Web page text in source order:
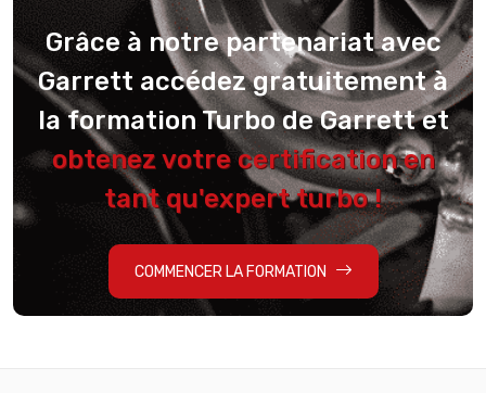
Grâce à notre partenariat avec
Garrett accédez gratuitement à
la formation Turbo de Garrett et
obtenez votre certification en
tant qu'expert turbo !
COMMENCER LA FORMATION